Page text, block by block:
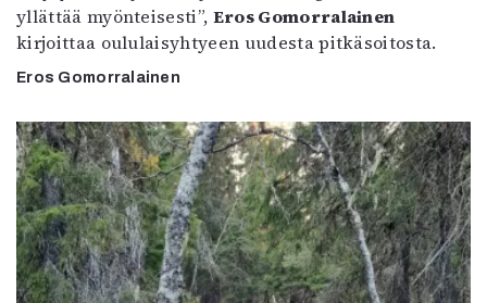
yllättää myönteisesti”, Eros Gomorralainen
kirjoittaa oululaisyhtyeen uudesta pitkäsoitosta.
Eros Gomorralainen